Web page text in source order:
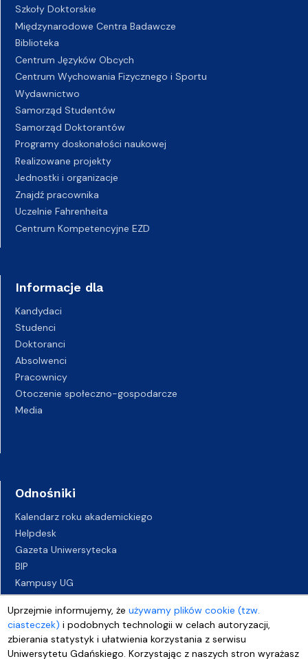
Uprzejmie informujemy, żeużywamy plików cookie (tzw.
ciasteczek) i podobnych technologii w celach autoryzacji,
zbierania statystyk i ułatwienia korzystania z serwisu
Uniwersytetu Gdańskiego. Korzystając z naszych stron wyrażasz
Szkoły Doktorskie
Międzynarodowe Centra Badawcze
Biblioteka
Centrum Języków Obcych
Centrum Wychowania Fizycznego i Sportu
Wydawnictwo
Samorząd Studentów
Samorząd Doktorantów
Programy doskonałości naukowej
Realizowane projekty
Jednostki i organizacje
Znajdź pracownika
Uczelnie Fahrenheita
Centrum Kompetencyjne EZD
Informacje dla
Kandydaci
Studenci
Doktoranci
Absolwenci
Pracownicy
Otoczenie społeczno-gospodarcze
Media
Odnośniki
Kalendarz roku akademickiego
Helpdesk
Gazeta Uniwersytecka
BIP
Kampusy UG
Biuro Karier UG
Oferty pracy
Deklaracja dostępności